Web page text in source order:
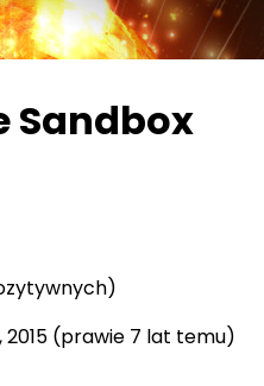
Sandbox
2015 (prawie 7 lat temu)